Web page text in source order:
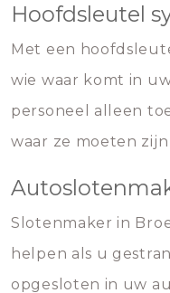
Hoofdsleutel
Met een
wie waar komt in
personeel alleen
waar ze moeten
Slotenmaker in
helpen als u
opgesloten in uw